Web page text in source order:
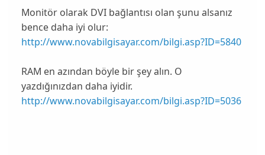
Monitör olarak DVI bağlantısı olan şunu alsanız
bence daha iyi olur:
http://www.novabilgisayar.com/bilgi.asp?ID=5840
RAM en azından böyle bir şey alın. O
yazdığınızdan daha iyidir.
http://www.novabilgisayar.com/bilgi.asp?ID=5036